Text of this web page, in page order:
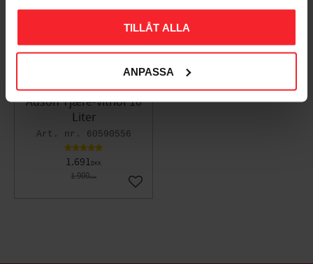
TILLÅT ALLA
ANPASSA
Auson Tjære-vitriol 10
Liter
60590556
1.691DKK
1.900DKK
Gem som favorit